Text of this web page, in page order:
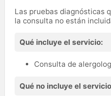
Las pruebas diagnósticas
la consulta no están
Qué incluye el servicio:
Consulta de
Qué no incluye el